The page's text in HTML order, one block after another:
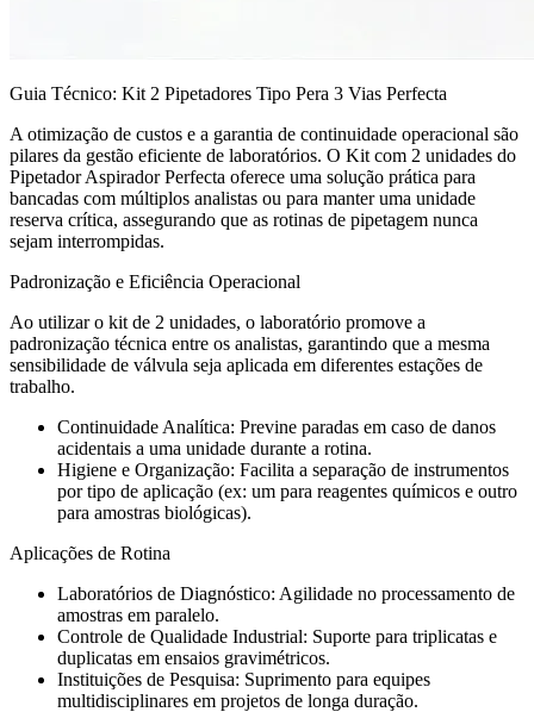
Guia Técnico: Kit 2 Pipetadores Tipo Pera 3 Vias Perfecta
A otimização de custos e a garantia de continuidade operacional são
pilares da gestão eficiente de laboratórios. O Kit com 2 unidades do
Pipetador Aspirador Perfecta oferece uma solução prática para
bancadas com múltiplos analistas ou para manter uma unidade
reserva crítica, assegurando que as rotinas de pipetagem nunca
sejam interrompidas.
Padronização e Eficiência Operacional
Ao utilizar o kit de 2 unidades, o laboratório promove a
padronização técnica entre os analistas, garantindo que a mesma
sensibilidade de válvula seja aplicada em diferentes estações de
trabalho.
Continuidade Analítica: Previne paradas em caso de danos
acidentais a uma unidade durante a rotina.
Higiene e Organização: Facilita a separação de instrumentos
por tipo de aplicação (ex: um para reagentes químicos e outro
para amostras biológicas).
Aplicações de Rotina
Laboratórios de Diagnóstico: Agilidade no processamento de
amostras em paralelo.
Controle de Qualidade Industrial: Suporte para triplicatas e
duplicatas em ensaios gravimétricos.
Instituições de Pesquisa: Suprimento para equipes
multidisciplinares em projetos de longa duração.